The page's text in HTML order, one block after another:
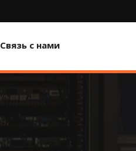
Связь с нами